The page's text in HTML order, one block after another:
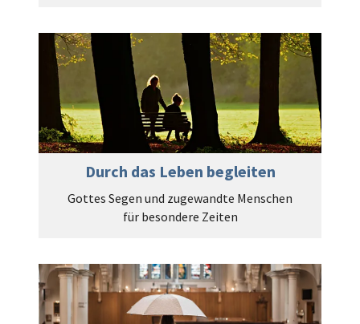
Durch das Leben begleiten
Gottes Segen und zugewandte Menschen
für besondere Zeiten